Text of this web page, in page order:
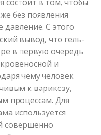
состоит в том, чтобы
без появления
давление. С этого
вывод, что гель-
в первую очередь
и
чему человек
к варикозу,
процессам. Для
используется
совершенно